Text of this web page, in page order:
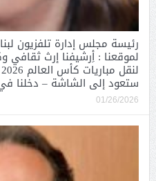
رئيسة مجلس إدارة تلفزيون
لموقعنا : أِرشيفنا إرث
ستعود إلى الشاشة – دخلنا
01/26/2026